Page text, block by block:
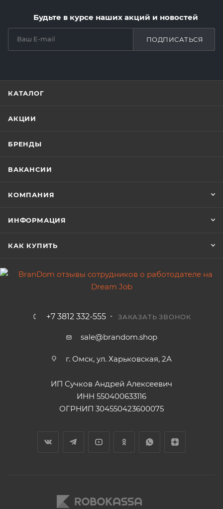
Будьте в курсе наших акций и новостей
ПОДПИСАТЬСЯ
КАТАЛОГ
АКЦИИ
БРЕНДЫ
ВАКАНСИИ
КОМПАНИЯ
ИНФОРМАЦИЯ
КАК КУПИТЬ
+7 3812 332-555 ЗАКАЗАТЬ ЗВОНОК
sale@brandom.shop
г. Омск, ул. Харьковская, 2А
ИП Сучков Андрей Алексеевич
ИНН 550400633116
ОГРНИП 304550423600075